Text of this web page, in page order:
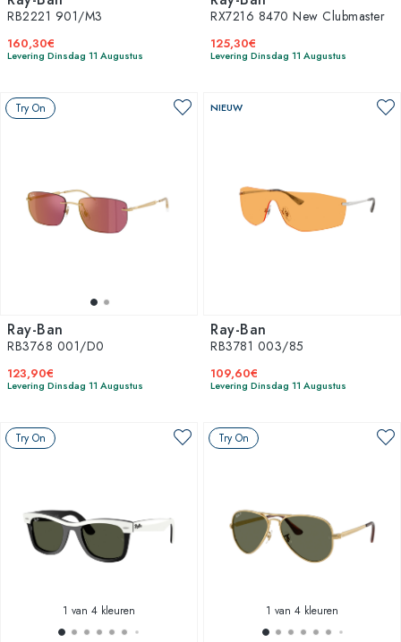
RB2221 901/M3
160,30€
Levering Dinsdag 11 Augustus
RX7216 8470 New Clubmaster
125,30€
Levering Dinsdag 11 Augustus
Try On
Ray-Ban
RB3768 001/D0
123,90€
Levering Dinsdag 11 Augustus
NIEUW
Ray-Ban
RB3781 003/85
109,60€
Levering Dinsdag 11 Augustus
Try On
1 van 4 kleuren
Try On
1 van 4 kleuren